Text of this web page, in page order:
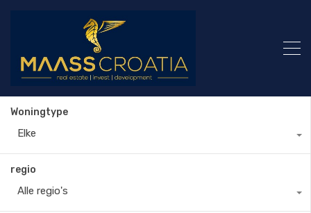
Woningtype
Elke
regio
Alle regio's